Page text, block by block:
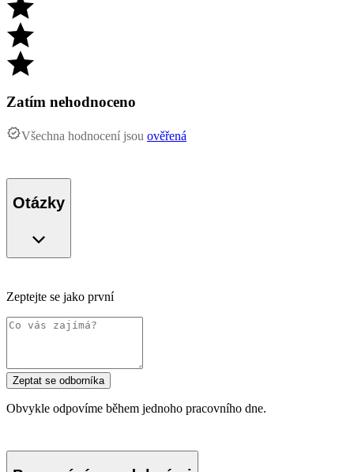
Zatím nehodnoceno
Všechna hodnocení jsou ověřená
Otázky
Zeptejte se jako první
Zeptat se odborníka
Obvykle odpovíme během jednoho pracovního dne.